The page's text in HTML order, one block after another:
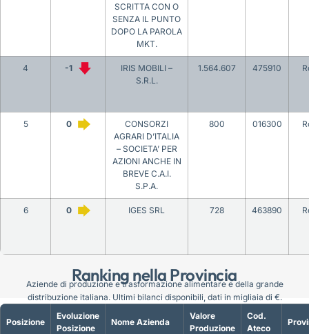
Ranking nella Provincia
SCRITTA CON O
SENZA IL PUNTO
DOPO LA PAROLA
MKT.
4 -1
IRIS MOBILI –
S.R.L.
1.564.607 475910
5 0
CONSORZI
AGRARI D’ITALIA
– SOCIETA’ PER
AZIONI ANCHE IN
BREVE C.A.I.
S.P.A.
800 016300
6 0 IGES SRL 728 463890
Posizione
Evoluzione
Posizione
Nome Azienda
Valore
Produzione
Cod.
Ateco
Aziende di produzione e trasformazione alimentare e della grande
distribuzione italiana. Ultimi bilanci disponibili, dati in migliaia di €.